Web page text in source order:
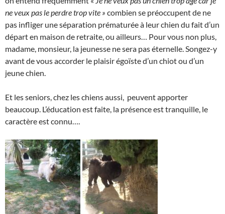
ne veux pas le perdre trop vite » combien se préoccupent de ne
pas infliger une séparation prématurée à leur chien du fait d’un
départ en maison de retraite, ou ailleurs… Pour vous non plus,
madame, monsieur, la jeunesse ne sera pas éternelle. Songez-y
avant de vous accorder le plaisir égoïste d’un chiot ou d’un
jeune chien.
Et les seniors, chez les chiens aussi, peuvent apporter
beaucoup. L’éducation est faite, la présence est tranquille, le
caractère est connu….